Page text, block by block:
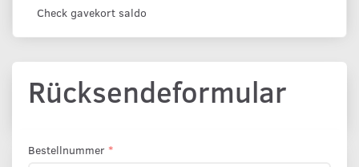
Check gavekort saldo
Rücksendeformular
Bestellnummer